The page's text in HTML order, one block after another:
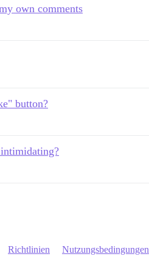
own comments
button?
Richtlinien Nutzungsbedingungen